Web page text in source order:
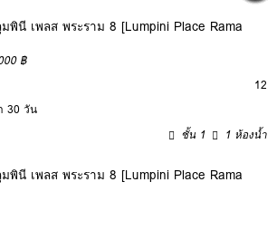
พินี เพลส พระราม 8 [Lumpini Place Rama
฿
12
30 วัน
ชั้น 1
1 ห้องน้ำ
พินี เพลส พระราม 8 [Lumpini Place Rama